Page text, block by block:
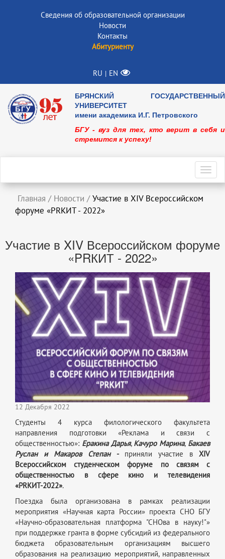
Сведения об образовательной организации
Новости
Контакты
Абитуриенту
RU | EN
БРЯНСКИЙ ГОСУДАРСТВЕННЫЙ
УНИВЕРСИТЕТ
имени академика И.Г. Петровского
БГУ - вуз для тех, кто верит в себя и
стремится к успеху!
Главная / Новости / Участие в XIV Всероссийском
форуме «PRКИТ - 2022»
Участие в XIV Всероссийском форуме
«PRКИТ - 2022»
12 Декабря 2022
Студенты 4 курса филологического факультета
направления подготовки «Реклама и связи с
общественностью»: Еракина Дарья, Качуро Марина, Бакаев
Руслан и Макаров Степан- приняли участие в ХIV
Всероссийском студенческом форуме по связям с
общественностью в сфере кино и телевидения
«PRKИТ-2022».
Поездка была организована в рамках реализации
мероприятия «Научная карта России» проекта СНО БГУ
«Научно-образовательная платформа "СНОва в науку!"»
при поддержке гранта в форме субсидий из федерального
бюджета образовательным организациям высшего
образования на реализацию мероприятий, направленных